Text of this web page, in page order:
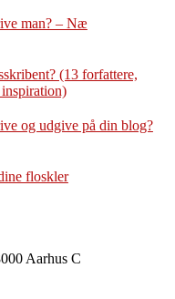
man? – Næ
(13 forfattere,
og udgive på din blog?
floskler
Aarhus C